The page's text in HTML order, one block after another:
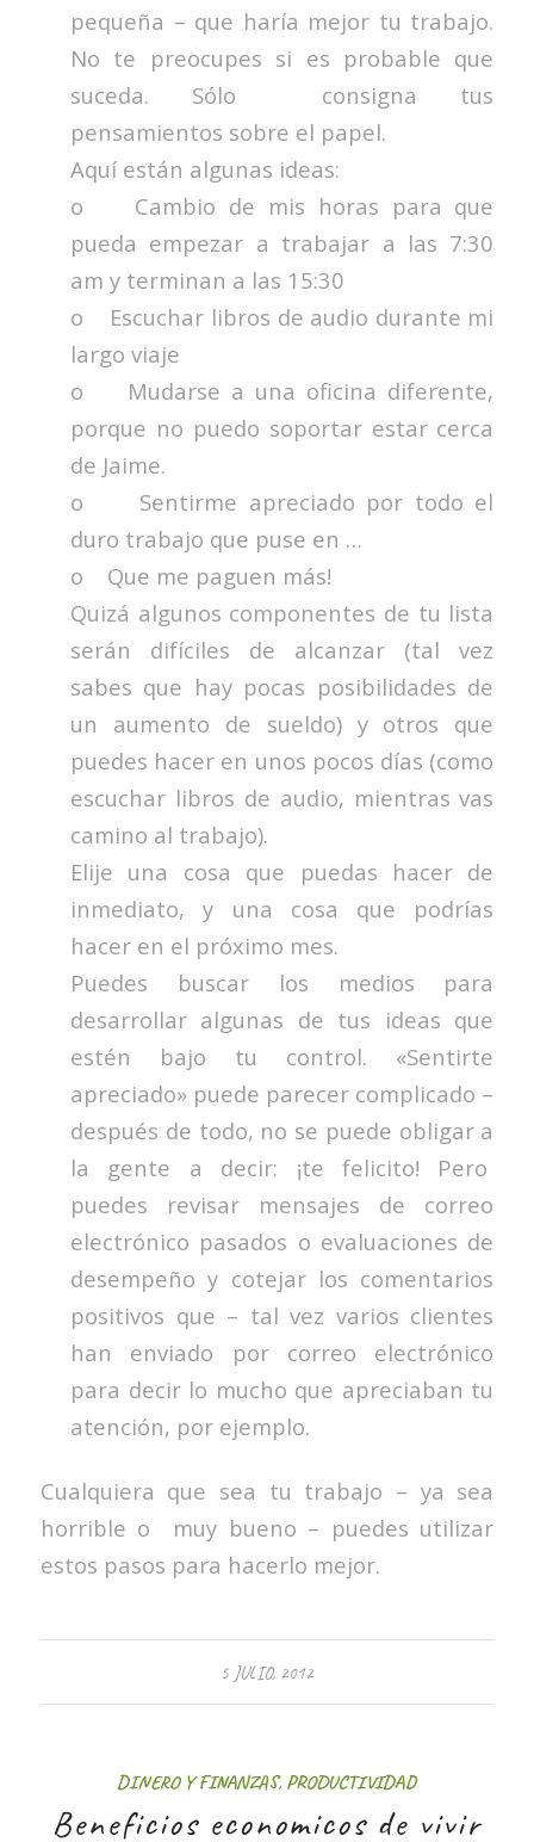
pequeña – que haría mejor tu trabajo.
No te preocupes si es probable que
suceda. Sólo consigna tus
pensamientos sobre el papel.
Aquí están algunas ideas:
o Cambio de mis horas para que
pueda empezar a trabajar a las 7:30
am y terminan a las 15:30
o Escuchar libros de audio durante mi
largo viaje
o Mudarse a una oficina diferente,
porque no puedo soportar estar cerca
de Jaime.
o Sentirme apreciado por todo el
duro trabajo que puse en …
o Que me paguen más!
Quizá algunos componentes de tu lista
serán difíciles de alcanzar (tal vez
sabes que hay pocas posibilidades de
un aumento de sueldo) y otros que
puedes hacer en unos pocos días (como
escuchar libros de audio, mientras vas
camino al trabajo).
Elije una cosa que puedas hacer de
inmediato, y una cosa que podrías
hacer en el próximo mes.
Puedes buscar los medios para
desarrollar algunas de tus ideas que
estén bajo tu control. «Sentirte
apreciado» puede parecer complicado –
después de todo, no se puede obligar a
la gente a decir: ¡te felicito! Pero
puedes revisar mensajes de correo
electrónico pasados o evaluaciones de
desempeño y cotejar los comentarios
positivos que – tal vez varios clientes
han enviado por correo electrónico
para decir lo mucho que apreciaban tu
atención, por ejemplo.
Cualquiera que sea tu trabajo – ya sea
horrible o muy bueno – puedes utilizar
estos pasos para hacerlo mejor.
5 JULIO, 2012
DINERO Y FINANZAS, PRODUCTIVIDAD
Beneficios economicos de vivir